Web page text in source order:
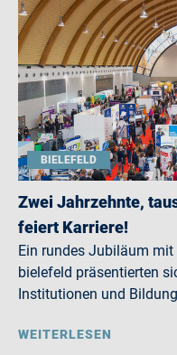
BIELEFELD
Zwei Jahrzehnte,
feiert Karriere!
Ein rundes Jubiläum
bielefeld präsentierten
Institutionen und
WEITERLESEN